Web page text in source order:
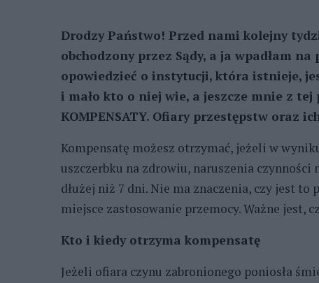
Drodzy Państwo! Przed nami kolejny
obchodzony przez Sądy, a ja wpadłam
opowiedzieć o instytucji, która istnieje,
i mało kto o niej wie, a jeszcze mnie z
KOMPENSATY. Ofiary przestępstw oraz
Kompensatę możesz otrzymać, jeżeli w
uszczerbku na zdrowiu, naruszenia
dłużej niż 7 dni. Nie ma znaczenia, czy jest
miejsce zastosowanie przemocy. Ważne jest,
Kto i kiedy otrzyma kompensatę
Jeżeli ofiara czynu zabronionego poniosła